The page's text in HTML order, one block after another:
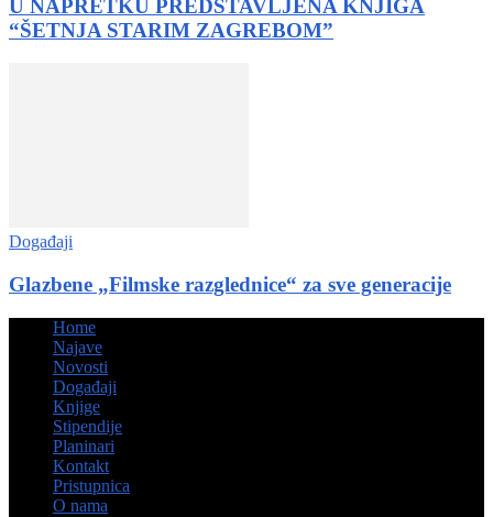
U NAPRETKU PREDSTAVLJENA KNJIGA
“ŠETNJA STARIM ZAGREBOM”
Događaji
Glazbene „Filmske razglednice“ za sve generacije
Home
Najave
Novosti
Događaji
Knjige
Stipendije
Planinari
Kontakt
Pristupnica
O nama